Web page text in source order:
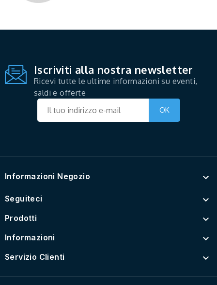
Iscriviti alla nostra newsletter
Ricevi tutte le ultime informazioni su eventi,
saldi e offerte
Informazioni Negozio 
Seguiteci 
Prodotti 
Informazioni 
Servizio Clienti 